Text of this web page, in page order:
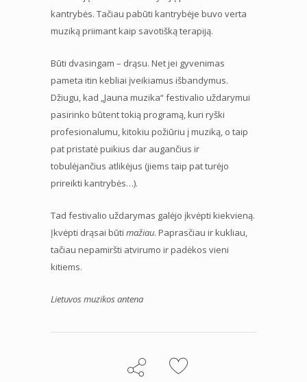
kantrybės. Tačiau pabūti kantrybėje buvo verta
muziką priimant kaip savotišką terapiją.
Būti dvasingam – drąsu. Net jei gyvenimas
pameta itin kebliai įveikiamus išbandymus.
Džiugu, kad „Jauna muzika“ festivalio uždarymui
pasirinko būtent tokią programą, kuri ryški
profesionalumu, kitokiu požiūriu į muziką, o taip
pat pristatė puikius dar augančius ir
tobulėjančius atlikėjus (jiems taip pat turėjo
prireikti kantrybės…).
Tad festivalio uždarymas galėjo įkvėpti kiekvieną.
Įkvėpti drąsai būti mažiau. Paprasčiau ir kukliau,
tačiau nepamiršti atvirumo ir padėkos vieni
kitiems.
Lietuvos muzikos antena